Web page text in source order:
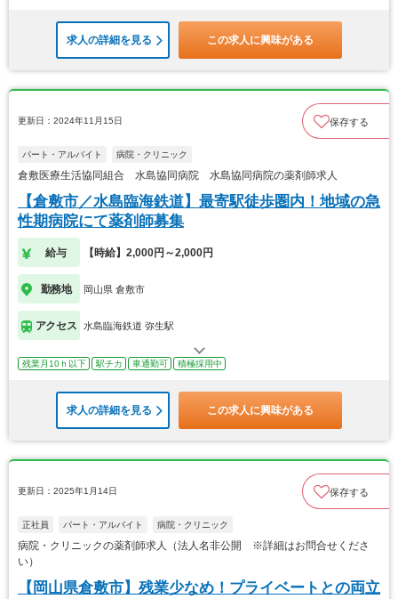
求人の詳細を見る この求人に興味がある
更新日：2024年11月15日 保存する
パート・アルバイト 病院・クリニック
倉敷医療生活協同組合 水島協同病院 水島協同病院の薬剤師求人
【倉敷市／水島臨海鉄道】最寄駅徒歩圏内！地域の急
性期病院にて薬剤師募集
給与 【時給】2,000円～2,000円
勤務地 岡山県 倉敷市
アクセス 水島臨海鉄道 弥生駅
残業月10ｈ以下 駅チカ 車通勤可 積極採用中
求人の詳細を見る この求人に興味がある
更新日：2025年1月14日 保存する
正社員 パート・アルバイト 病院・クリニック
病院・クリニックの薬剤師求人（法人名非公開 ※詳細はお問合せくださ
い）
【岡山県倉敷市】残業少なめ！プライベートとの両立